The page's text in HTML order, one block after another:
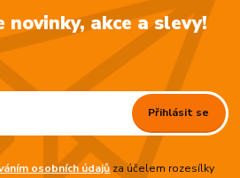
novinky, akce a slevy!
Přihlásit se
osobních údajůza účelem rozesílky